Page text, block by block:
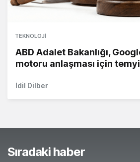
TEKNOLOJI
ABD Adalet Bakanlığı,
motoru anlaşması için
İdil Dilber
Sıradaki haber